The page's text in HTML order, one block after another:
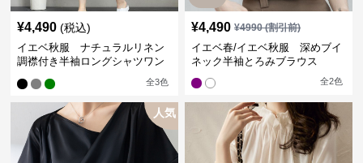
¥4,490 (税込)
イエベ秋服 ナチュラルリネン
調襟付き半袖ロングシャツワン
全3色
¥4,490 ¥4990(割引前)
イエベ春/イエベ秋服 深めブイ
ネック半袖とろみブラウス
全2色
人気